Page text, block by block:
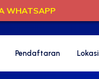
Pendaftaran Lokasi
WHATSAPP